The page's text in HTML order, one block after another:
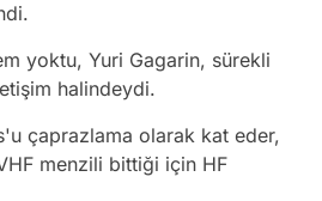
yoktu, Yuri Gagarin, sürekli
halindeydi.
çaprazlama olarak kat eder,
menzili bittiği için HF